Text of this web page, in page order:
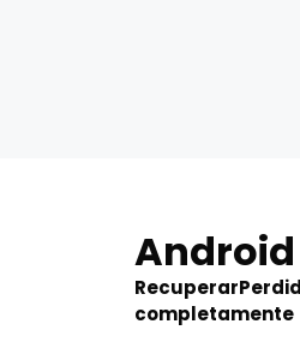
Android
completamente